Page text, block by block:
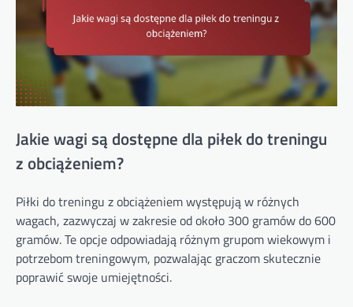
Jakie wagi są dostępne dla piłek do treningu
z obciążeniem?
Piłki do treningu z obciążeniem występują w różnych
wagach, zazwyczaj w zakresie od około 300 gramów do 600
gramów. Te opcje odpowiadają różnym grupom wiekowym i
potrzebom treningowym, pozwalając graczom skutecznie
poprawić swoje umiejętności.